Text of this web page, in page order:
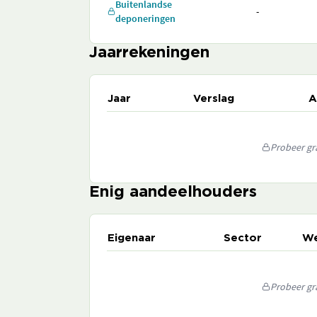
Buitenlandse
deponeringen
-
Jaarrekeningen
Jaar Verslag
Probeer
Enig aandeelhouders
Eigenaar Sector
Probeer